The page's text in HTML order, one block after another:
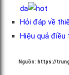
da
Hỏi đáp về
Hiệu quả điều
Nguồn: https://